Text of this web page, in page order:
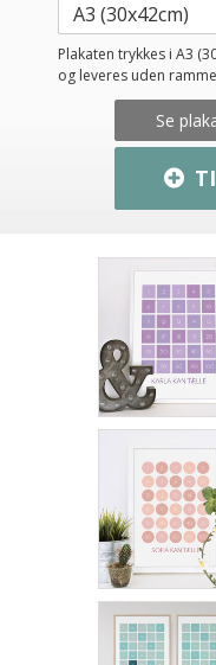
Plakaten trykkes i A3
og leveres uden
Se